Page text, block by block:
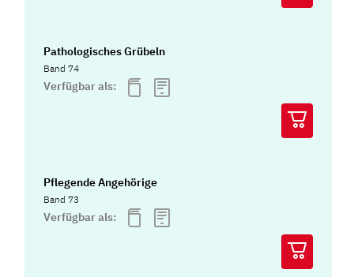
Pathologisches Grübeln
Band 74
Verfügbar als:
Pflegende Angehörige
Band 73
Verfügbar als: